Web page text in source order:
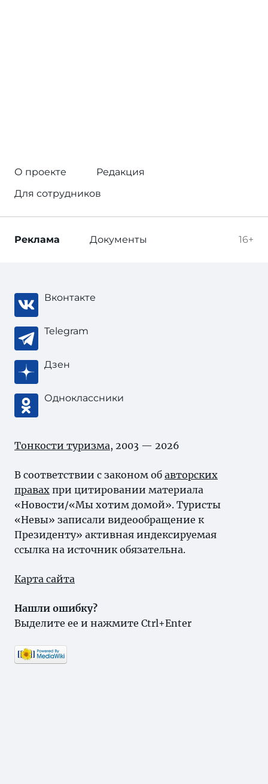
О проекте
Редакция
Для сотрудников
16+
Реклама Документы
Вконтакте
Telegram
Дзен
Одноклассники
Тонкости туризма, 2003 — 2026
В соответствии с законом об авторских
правах при цитировании материала
«Новости/«Мы хотим домой». Туристы
«Невы» записали видеообращение к
Президенту» активная индексируемая
ссылка на источник обязательна.
Карта сайта
Нашли ошибку?
Выделите ее и нажмите Ctrl+Enter